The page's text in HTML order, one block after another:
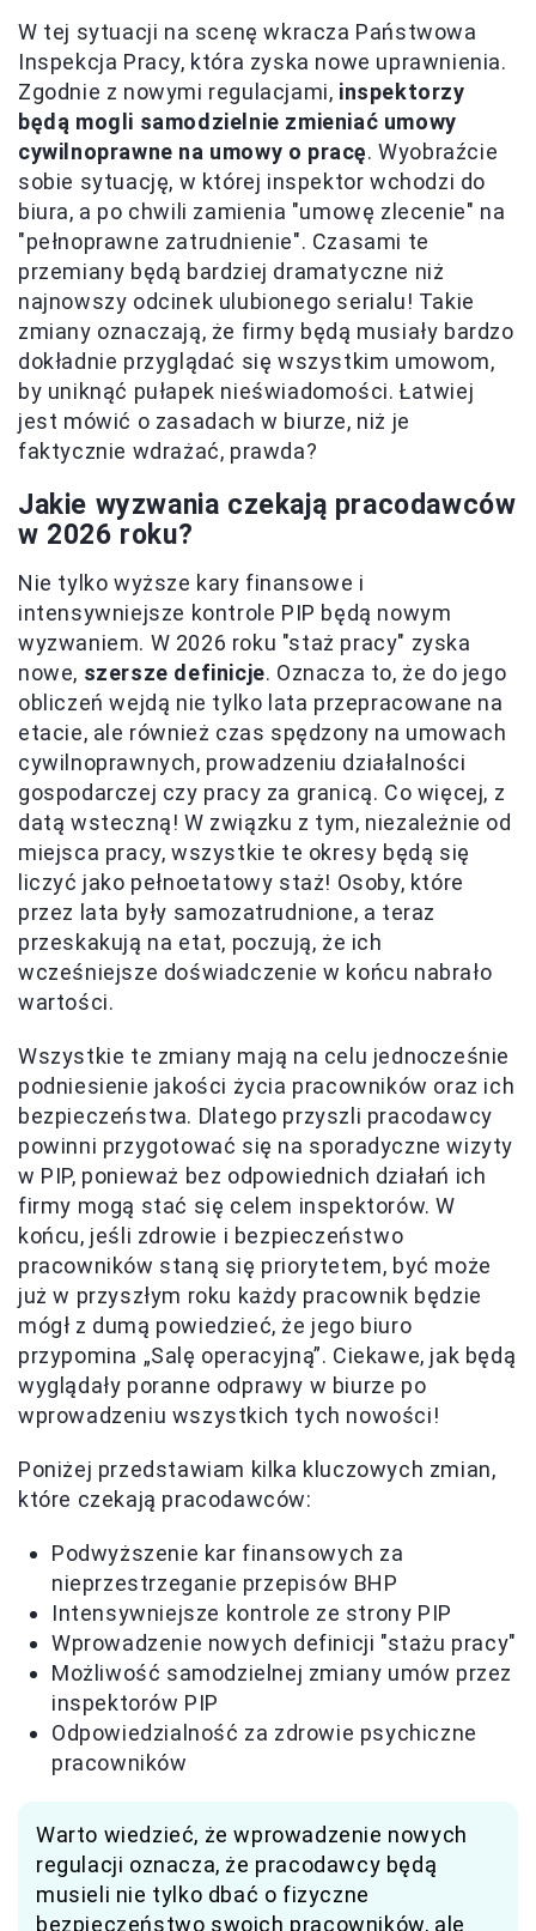
W tej sytuacji na scenę wkracza Państwowa
Inspekcja Pracy, która zyska nowe uprawnienia.
Zgodnie z nowymi regulacjami, inspektorzy
będą mogli samodzielnie zmieniać umowy
cywilnoprawne na umowy o pracę. Wyobraźcie
sobie sytuację, w której inspektor wchodzi do
biura, a po chwili zamienia "umowę zlecenie" na
"pełnoprawne zatrudnienie". Czasami te
przemiany będą bardziej dramatyczne niż
najnowszy odcinek ulubionego serialu! Takie
zmiany oznaczają, że firmy będą musiały bardzo
dokładnie przyglądać się wszystkim umowom,
by uniknąć pułapek nieświadomości. Łatwiej
jest mówić o zasadach w biurze, niż je
faktycznie wdrażać, prawda?
Jakie wyzwania czekają pracodawców
w 2026 roku?
Nie tylko wyższe kary finansowe i
intensywniejsze kontrole PIP będą nowym
wyzwaniem. W 2026 roku "staż pracy" zyska
nowe, szersze definicje. Oznacza to, że do jego
obliczeń wejdą nie tylko lata przepracowane na
etacie, ale również czas spędzony na umowach
cywilnoprawnych, prowadzeniu działalności
gospodarczej czy pracy za granicą. Co więcej, z
datą wsteczną! W związku z tym, niezależnie od
miejsca pracy, wszystkie te okresy będą się
liczyć jako pełnoetatowy staż! Osoby, które
przez lata były samozatrudnione, a teraz
przeskakują na etat, poczują, że ich
wcześniejsze doświadczenie w końcu nabrało
wartości.
Wszystkie te zmiany mają na celu jednocześnie
podniesienie jakości życia pracowników oraz ich
bezpieczeństwa. Dlatego przyszli pracodawcy
powinni przygotować się na sporadyczne wizyty
w PIP, ponieważ bez odpowiednich działań ich
firmy mogą stać się celem inspektorów. W
końcu, jeśli zdrowie i bezpieczeństwo
pracowników staną się priorytetem, być może
już w przyszłym roku każdy pracownik będzie
mógł z dumą powiedzieć, że jego biuro
przypomina „Salę operacyjną”. Ciekawe, jak będą
wyglądały poranne odprawy w biurze po
wprowadzeniu wszystkich tych nowości!
Poniżej przedstawiam kilka kluczowych zmian,
które czekają pracodawców:
Podwyższenie kar finansowych za
nieprzestrzeganie przepisów BHP
Intensywniejsze kontrole ze strony PIP
Wprowadzenie nowych definicji "stażu pracy"
Możliwość samodzielnej zmiany umów przez
inspektorów PIP
Odpowiedzialność za zdrowie psychiczne
pracowników
Warto wiedzieć, że wprowadzenie nowych
regulacji oznacza, że pracodawcy będą
musieli nie tylko dbać o fizyczne
bezpieczeństwo swoich pracowników, ale